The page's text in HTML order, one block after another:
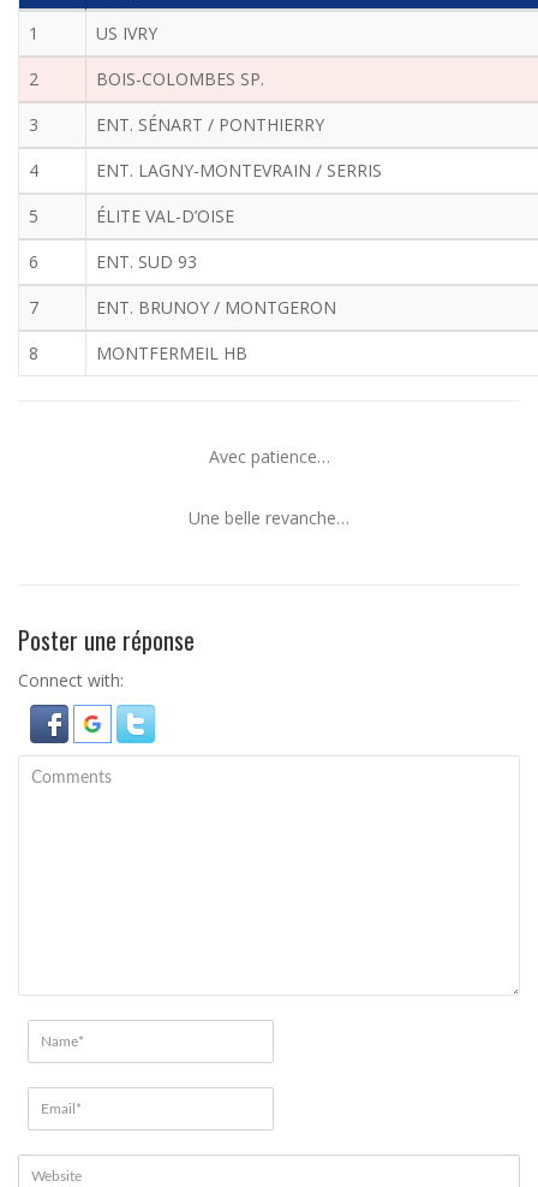
1
US IVRY
2
BOIS-COLOMBES SP.
3
ENT. SÉNART / PONTHIERRY
4
ENT. LAGNY-MONTEVRAIN / SERRIS
5
ÉLITE VAL-D’OISE
6
ENT. SUD 93
7
ENT. BRUNOY / MONTGERON
8
MONTFERMEIL HB
Avec patience…
Une belle revanche…
Poster une réponse
Connect with: